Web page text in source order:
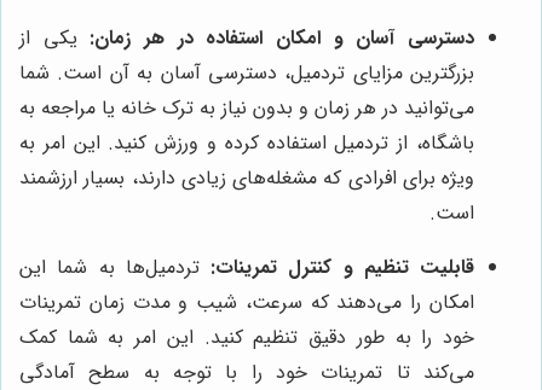
دسترسی آسان و امکان استفاده در هر زمان: یکی از
بزرگترین مزایای تردمیل، دسترسی آسان به آن است. شما
می‌توانید در هر زمان و بدون نیاز به ترک خانه یا مراجعه به
باشگاه، از تردمیل استفاده کرده و ورزش کنید. این امر به
ویژه برای افرادی که مشغله‌های زیادی دارند، بسیار ارزشمند
است.
قابلیت تنظیم و کنترل تمرینات: تردمیل‌ها به شما این
امکان را می‌دهند که سرعت، شیب و مدت زمان تمرینات
خود را به طور دقیق تنظیم کنید. این امر به شما کمک
می‌کند تا تمرینات خود را با توجه به سطح آمادگی